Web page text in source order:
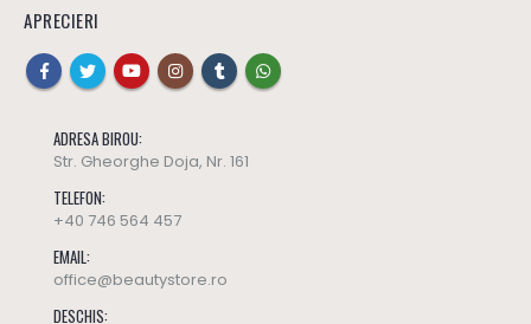
APRECIERI
ADRESA BIROU:
Str. Gheorghe Doja, Nr. 161
TELEFON:
+40 746 564 457
EMAIL:
office@beautystore.ro
DESCHIS: